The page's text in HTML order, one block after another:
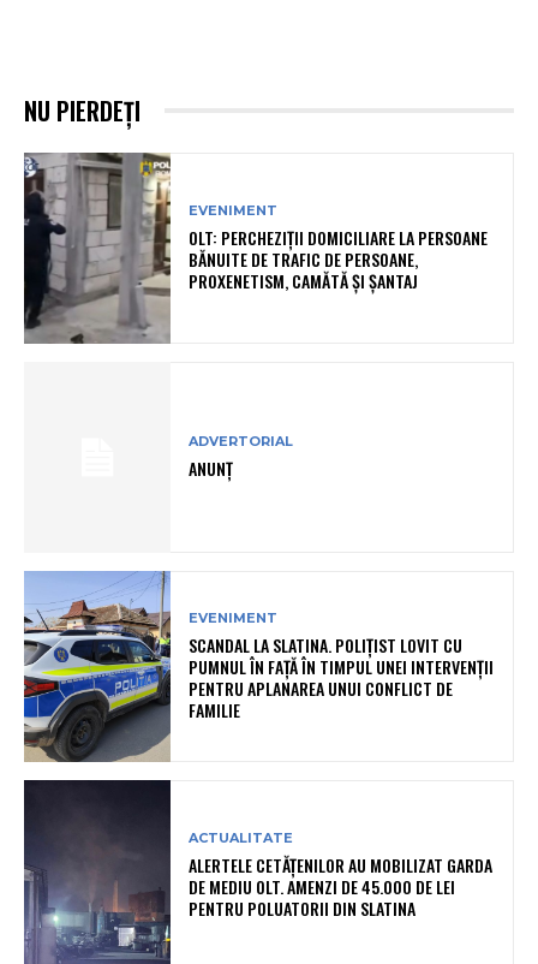
NU PIERDEȚI
EVENIMENT
OLT: PERCHEZIŢII DOMICILIARE LA PERSOANE
BĂNUITE DE TRAFIC DE PERSOANE,
PROXENETISM, CAMĂTĂ ŞI ŞANTAJ
ADVERTORIAL
ANUNȚ
EVENIMENT
SCANDAL LA SLATINA. POLIȚIST LOVIT CU
PUMNUL ÎN FAȚĂ ÎN TIMPUL UNEI INTERVENȚII
PENTRU APLANAREA UNUI CONFLICT DE
FAMILIE
ACTUALITATE
ALERTELE CETĂȚENILOR AU MOBILIZAT GARDA
DE MEDIU OLT. AMENZI DE 45.000 DE LEI
PENTRU POLUATORII DIN SLATINA